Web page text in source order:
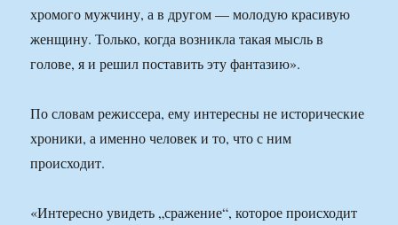
хромого мужчину, а в другом — молодую красивую
женщину. Только, когда возникла такая мысль в
голове, я и решил поставить эту фантазию».
По словам режиссера, ему интересны не исторические
хроники, а именно человек и то, что с ним
происходит.
«Интересно увидеть „сражение“, которое происходит